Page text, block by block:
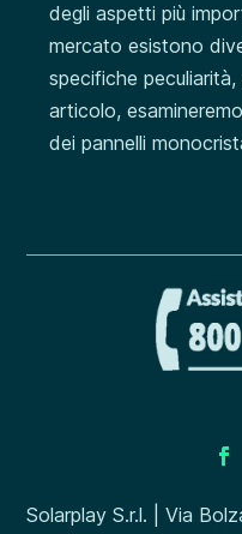
degli aspetti più
mercato esistono
specifiche
articolo,
dei pannelli
Solarplay S.r.l. | Via